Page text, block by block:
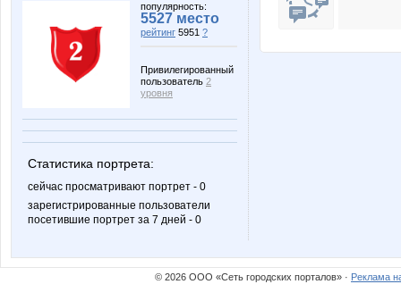
популярность:
5527 место
рейтинг 5951 ?
Привилегированный
пользователь 2
уровня
Статистика портрета:
сейчас просматривают портрет - 0
зарегистрированные пользователи
посетившие портрет за 7 дней - 0
© 2026 ООО «Сеть городских порталов» · Реклама